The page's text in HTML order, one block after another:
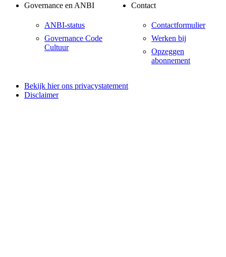
Governance en ANBI
ANBI-status
Governance Code
Cultuur
Contact
Contactformulier
Werken bij
Opzeggen
abonnement
Bekijk hier ons privacystatement
Disclaimer